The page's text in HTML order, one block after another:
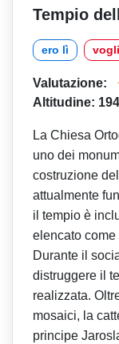
Tempio
ero lì
Valutazione:
Altitudine:
La Chiesa
uno dei
costruzione
attualmente
il tempio è
elencato
Durante il
distruggere il
realizzata.
mosaici, la
principe